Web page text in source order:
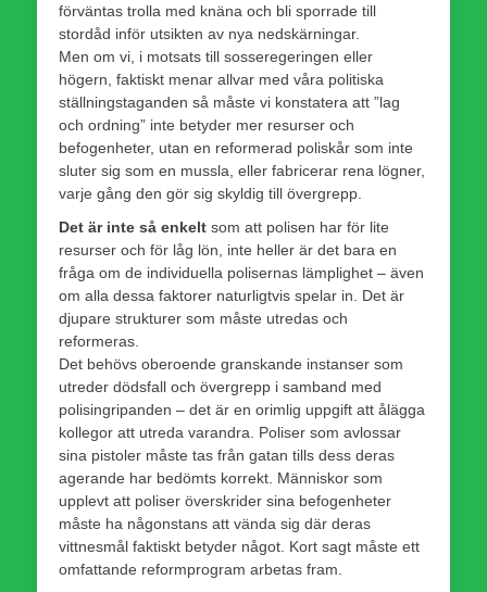
förväntas trolla med knäna och bli sporrade till
stordåd inför utsikten av nya nedskärningar.
Men om vi, i motsats till sosseregeringen eller
högern, faktiskt menar allvar med våra politiska
ställningstaganden så måste vi konstatera att ”lag
och ordning” inte betyder mer resurser och
befogenheter, utan en reformerad poliskår som inte
sluter sig som en mussla, eller fabricerar rena lögner,
varje gång den gör sig skyldig till övergrepp.
Det är inte så enkelt som att polisen har för lite
resurser och för låg lön, inte heller är det bara en
fråga om de individuella polisernas lämplighet – även
om alla dessa faktorer naturligtvis spelar in. Det är
djupare strukturer som måste utredas och
reformeras.
Det behövs oberoende granskande instanser som
utreder dödsfall och övergrepp i samband med
polisingripanden – det är en orimlig uppgift att ålägga
kollegor att utreda varandra. Poliser som avlossar
sina pistoler måste tas från gatan tills dess deras
agerande har bedömts korrekt. Människor som
upplevt att poliser överskrider sina befogenheter
måste ha någonstans att vända sig där deras
vittnesmål faktiskt betyder något. Kort sagt måste ett
omfattande reformprogram arbetas fram.